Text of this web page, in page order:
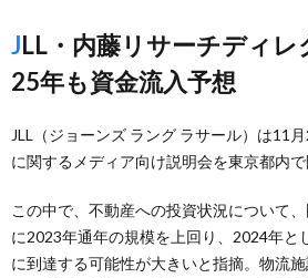
JLL・内藤リサーチディレクターが指摘、
25年も資金流入予想
JLL（ジョーンズ ラング ラサール）は11
に関するメディア向け説明会を東京都内で
この中で、不動産への投資状況について
に2023年通年の規模を上回り、2024年と
に到達する可能性が大きいと指摘。物流